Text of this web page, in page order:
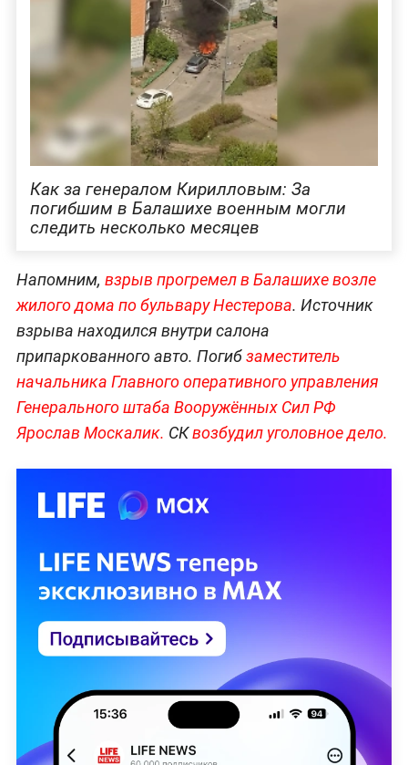
Как за генералом Кирилловым: За
погибшим в Балашихе военным могли
следить несколько месяцев
Напомним, взрыв прогремел в Балашихе возле
жилого дома по бульвару Нестерова. Источник
взрыва находился внутри салона
припаркованного авто. Погибзаместитель
начальника Главного оперативного управления
Генерального штаба Вооружённых Сил РФ
Ярослав Москалик. СКвозбудил уголовное дело.